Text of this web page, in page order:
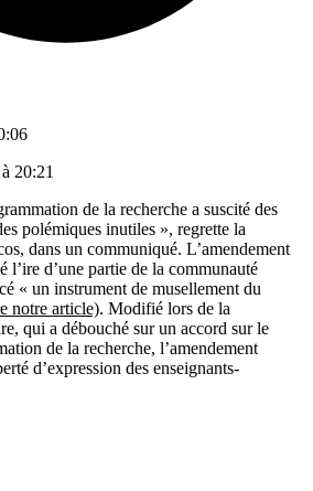
20:21
de la recherche a suscité des
polémiques inutiles », regrette la
dans un communiqué. L’amendement
l’ire d’une partie de la communauté
« un instrument de musellement du
notre article). Modifié lors de la
qui a débouché sur un accord sur le
de la recherche, l’amendement
d’expression des enseignants-